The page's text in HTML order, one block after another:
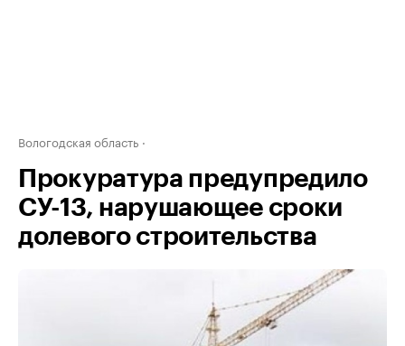
Вологодская область
Прокуратура предупредило
СУ-13, нарушающее сроки
долевого строительства